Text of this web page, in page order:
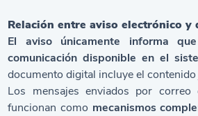
Relación entre aviso electrónico y
El aviso únicamente informa
comunicación disponible en el
documento digital incluye el
Los mensajes enviados por correo
funcionan como mecanismos